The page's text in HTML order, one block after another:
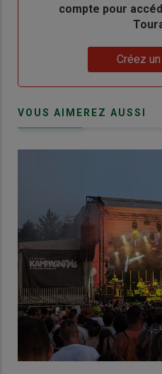
compte pour
Créez
VOUS AIMEREZ AUSSI